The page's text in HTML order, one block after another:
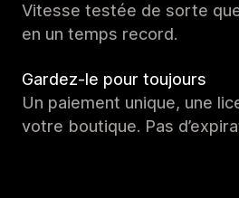
Vitesse testée de sorte
en un temps record.
Gardez-le pour toujours
Un paiement unique, une
votre boutique. Pas